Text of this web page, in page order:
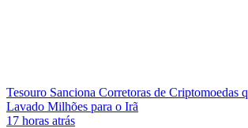
Tesouro Sanciona Corretoras de Criptomoedas
Lavado Milhões para o Irã
17 horas atrás